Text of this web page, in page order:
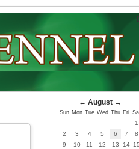
← August→
Sun Mon Tue Wed Thu Fri
1
2
3 4 5 6 7
8
9
10 11 12 13 14 15